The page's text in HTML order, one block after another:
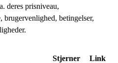
deres prisniveau,
brugervenlighed, betingelser,
Stjerner Link